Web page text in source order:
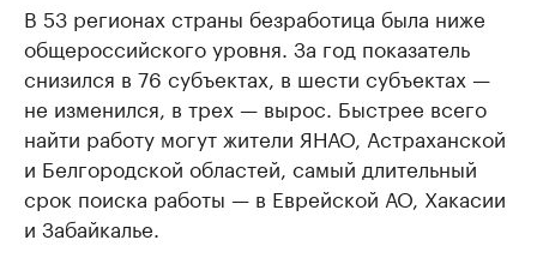
В 53 регионах страны безработица была ниже
общероссийского уровня. За год показатель
снизился в 76 субъектах, в шести субъектах —
не изменился, в трех — вырос. Быстрее всего
найти работу могут жители ЯНАО, Астраханской
и Белгородской областей, самый длительный
срок поиска работы — в Еврейской АО, Хакасии
и Забайкалье.